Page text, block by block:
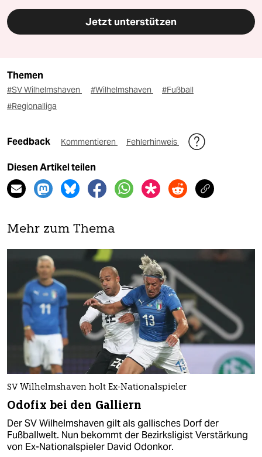
Jetzt unterstützen
Themen
#SV Wilhelmshaven #Wilhelmshaven
#Fußball
#Regionalliga
Feedback Kommentieren Fehlerhinweis
Diesen Artikel teilen
Mehr zum Thema
SV Wilhelmshaven holt Ex-Nationalspieler
Odofix bei den Galliern
Der SV Wilhelmshaven gilt als gallisches Dorf der
Fußballwelt. Nun bekommt der Bezirksligist Verstärkung
von Ex-Nationalspieler David Odonkor.